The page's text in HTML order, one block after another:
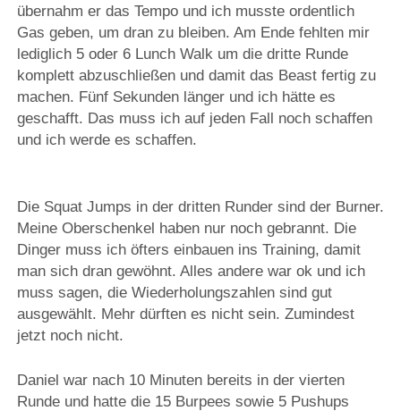
übernahm er das Tempo und ich musste ordentlich
Gas geben, um dran zu bleiben. Am Ende fehlten mir
lediglich 5 oder 6 Lunch Walk um die dritte Runde
komplett abzuschließen und damit das Beast fertig zu
machen. Fünf Sekunden länger und ich hätte es
geschafft. Das muss ich auf jeden Fall noch schaffen
und ich werde es schaffen.
Die Squat Jumps in der dritten Runder sind der Burner.
Meine Oberschenkel haben nur noch gebrannt. Die
Dinger muss ich öfters einbauen ins Training, damit
man sich dran gewöhnt. Alles andere war ok und ich
muss sagen, die Wiederholungszahlen sind gut
ausgewählt. Mehr dürften es nicht sein. Zumindest
jetzt noch nicht.
Daniel war nach 10 Minuten bereits in der vierten
Runde und hatte die 15 Burpees sowie 5 Pushups